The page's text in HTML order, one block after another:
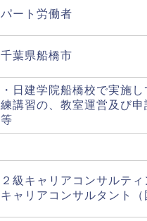
パート労働者
千葉県船橋市
・日建学院船橋校で実施し
練講習の、教室運営及び申
等
２級キャリアコンサルテ
キャリアコンサルタント